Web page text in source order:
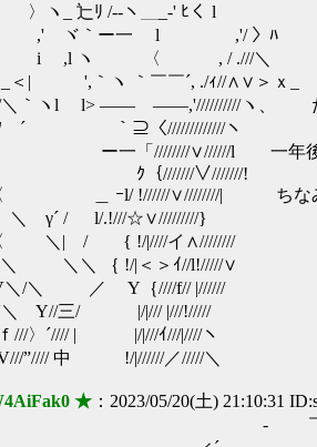
/--ヽ＿_-' ﾋく l 全然容
ー一 l ,'/ 〉ﾊ
, / .///＼ もっとメジ
｀￣￣´, ./ｨ//∧∨＞ｘ_
l> ―― ――,'//////////ヽ、 だれか画
ｿ ´ ｀⊇〈/////////////ヽ
一「////////∨//////l 一年後くら
｛ ｸ｛///////∨///////!
＿ ｰl/ !//////∨////////| ちな
γ´ / l/.!///☆∨/////////}
＼| / { !/|////イ∧////////
＼ ｛ !/|＜＞ｲ//l!/////∨
／ Y｛////f// |//////
三/ |/|/// |///!/////
´//// | |/|///ｲ///|////ヽ
中 !/|//////／/////＼
★ ：2023/05/20(土) 21:10:31
''